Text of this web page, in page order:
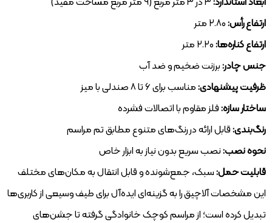
ارتفاع رأس:
ارتفاع کناره‌ها:
جنس چادر:برزنت ضخیم و ضد آب
ظرفیت پیشنهادی:مناسب برای ۶ تا ۸ صندلی با میز
ساختار سازه:فلز مقاوم با اتصالات فشرده
رنگ‌بندی:قابل ارائه در رنگ‌های متنوع مطابق تم مراسم
نحوه نصب:نصب سریع بدون نیاز به ابزار خاص
قابلیت حمل:سبک، جمع‌شونده و قابل انتقال به مکان‌های مختلف
این مشخصات آلاچیق را به گزینه‌ای ایده‌آل برای طیف وسیعی از کاربری‌ها
تبدیل کرده است؛ از مراسم‌ کوچک خانوادگی گرفته تا جشن‌های